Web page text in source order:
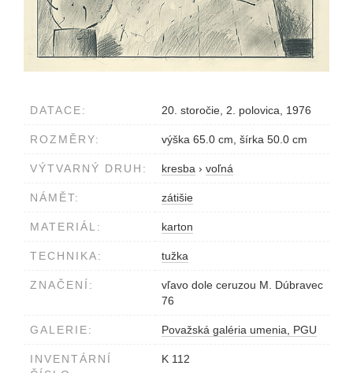
DATACE: 20. storočie, 2. polovica, 1976
ROZMĚRY: výška 65.0 cm, šírka 50.0 cm
VÝTVARNÝ DRUH: kresba › voľná
NÁMĚT: zátišie
MATERIÁL: karton
TECHNIKA: tužka
ZNAČENÍ:
vľavo dole ceruzou M. Dúbravec
76
GALERIE: Považská galéria umenia, PGU
INVENTÁRNÍ
K 112